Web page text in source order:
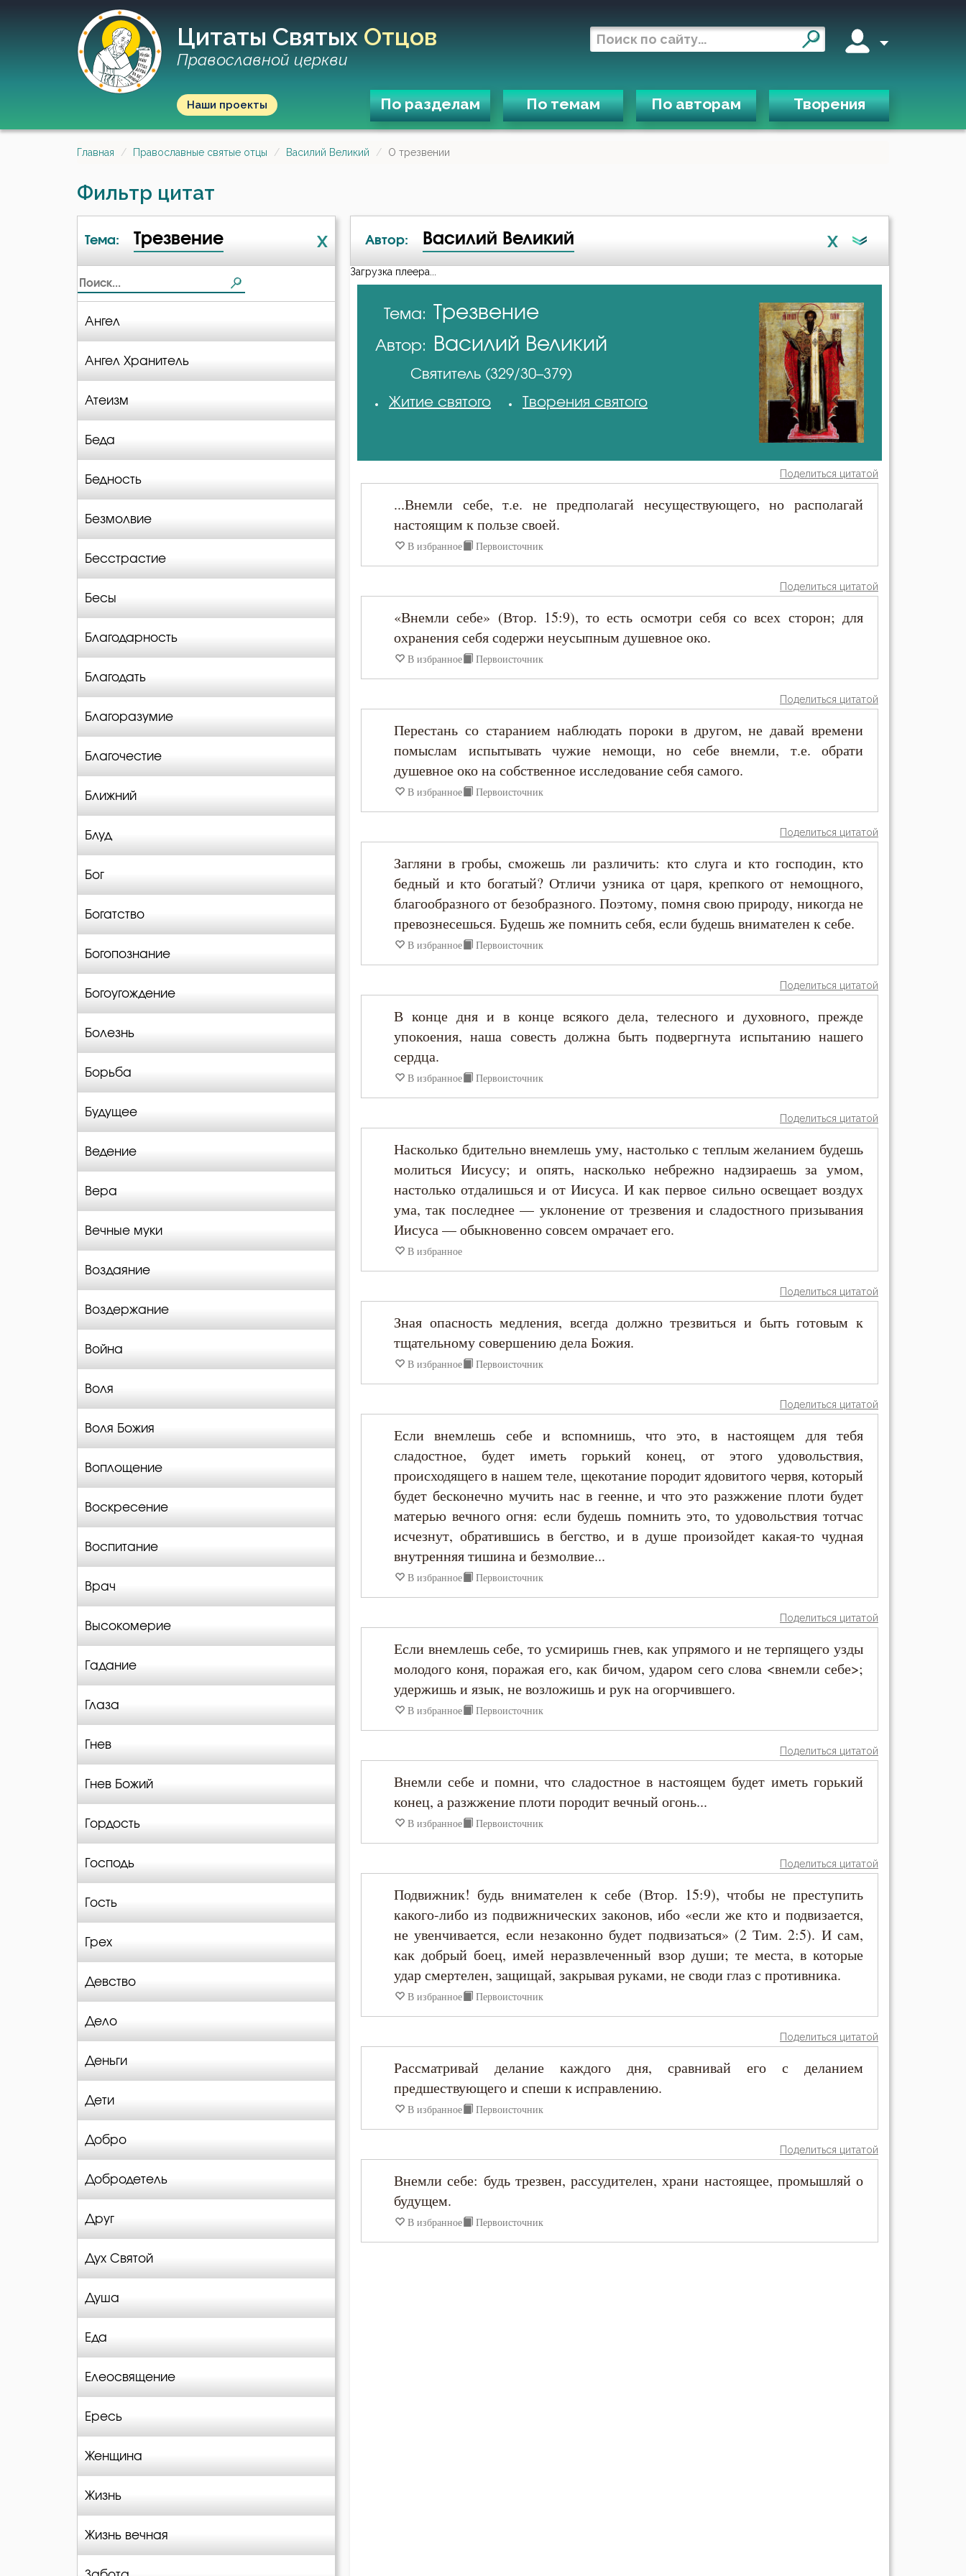
Цитаты Святых Отцов
Православной церкви
Наши проекты По разделам По темам По авторам Творения
Главная Православные святые отцы Василий Великий О трезвении
Фильтр цитат
Тема: Трезвение X
Ангел
Ангел Хранитель
Атеизм
Беда
Бедность
Безмолвие
Бесстрастие
Бесы
Благодарность
Благодать
Благоразумие
Благочестие
Ближний
Блуд
Бог
Богатство
Богопознание
Богоугождение
Болезнь
Борьба
Будущее
Ведение
Вера
Вечные муки
Воздаяние
Воздержание
Война
Воля
Воля Божия
Воплощение
Воскресение
Воспитание
Врач
Высокомерие
Гадание
Глаза
Гнев
Гнев Божий
Гордость
Господь
Гость
Грех
Девство
Дело
Деньги
Дети
Добро
Добродетель
Друг
Дух Святой
Душа
Еда
Елеосвящение
Ересь
Женщина
Жизнь
Жизнь вечная
Автор: Василий Великий X
А-я
Авва Дорофей
Амвросий Медиоланский
Диадох
Димитрий Ростовский
Ефрем Сирин
Иоанн Златоуст
Исаак Сирин Ниневийский
Исихий Иерусалимский
Лев Оптинский (Наголкин)
Макарий Великий
Макарий Оптинский (Иванов)
Максим Исповедник
Никифор Уединенник
Никон Оптинский (Беляев)
Нил Синайский
Пимен Великий
Серафим Саровский
Тихон Задонский
Феодор Студит
Филофей Синайский
Загрузка плеера...
Тема: Трезвение
Автор: Василий Великий
Святитель (329/30–379)
Житие святого
Творения святого
Поделиться цитатой
...Внемли себе, т.е. не предполагай несуществующего, но располагай
настоящим к пользе своей.
В избранное Первоисточник
Поделиться цитатой
«Внемли себе» (Втор. 15:9), то есть осмотри себя со всех сторон; для
охранения себя содержи неусыпным душевное око.
В избранное Первоисточник
Поделиться цитатой
Перестань со старанием наблюдать пороки в другом, не давай времени
помыслам испытывать чужие немощи, но себе внемли, т.е. обрати
душевное око на собственное исследование себя самого.
В избранное Первоисточник
Поделиться цитатой
Загляни в гробы, сможешь ли различить: кто слуга и кто господин, кто
бедный и кто богатый? Отличи узника от царя, крепкого от немощного,
благообразного от безобразного. Поэтому, помня свою природу, никогда не
превознесешься. Будешь же помнить себя, если будешь внимателен к себе.
В избранное Первоисточник
Поделиться цитатой
В конце дня и в конце всякого дела, телесного и духовного, прежде
упокоения, наша совесть должна быть подвергнута испытанию нашего
сердца.
В избранное Первоисточник
Поделиться цитатой
Насколько бдительно внемлешь уму, настолько с теплым желанием будешь
молиться Иисусу; и опять, насколько небрежно надзираешь за умом,
настолько отдалишься и от Иисуса. И как первое сильно освещает воздух
ума, так последнее — уклонение от трезвения и сладостного призывания
Иисуса — обыкновенно совсем омрачает его.
В избранное
Поделиться цитатой
Зная опасность медления, всегда должно трезвиться и быть готовым к
тщательному совершению дела Божия.
В избранное Первоисточник
Поделиться цитатой
Если внемлешь себе и вспомнишь, что это, в настоящем для тебя
сладостное, будет иметь горький конец, от этого удовольствия,
происходящего в нашем теле, щекотание породит ядовитого червя, который
будет бесконечно мучить нас в геенне, и что это разжжение плоти будет
матерью вечного огня: если будешь помнить это, то удовольствия тотчас
исчезнут, обратившись в бегство, и в душе произойдет какая-то чудная
внутренняя тишина и безмолвие...
В избранное Первоисточник
Поделиться цитатой
Если внемлешь себе, то усмиришь гнев, как упрямого и не терпящего узды
молодого коня, поражая его, как бичом, ударом сего слова <внемли себе>;
удержишь и язык, не возложишь и рук на огорчившего.
В избранное Первоисточник
Поделиться цитатой
Внемли себе и помни, что сладостное в настоящем будет иметь горький
конец, а разжжение плоти породит вечный огонь...
В избранное Первоисточник
Поделиться цитатой
Подвижник! будь внимателен к себе (Втор. 15:9), чтобы не преступить
какого-либо из подвижнических законов, ибо «если же кто и подвизается,
не увенчивается, если незаконно будет подвизаться» (2 Тим. 2:5). И сам,
как добрый боец, имей неразвлеченный взор души; те места, в которые
удар смертелен, защищай, закрывая руками, не своди глаз с противника.
В избранное Первоисточник
Поделиться цитатой
Рассматривай делание каждого дня, сравнивай его с деланием
предшествующего и спеши к исправлению.
В избранное Первоисточник
Поделиться цитатой
Внемли себе: будь трезвен, рассудителен, храни настоящее, промышляй о
будущем.
В избранное Первоисточник